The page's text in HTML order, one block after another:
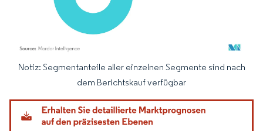
Bild © Mordor Intelligence. Wiederverwendung erfordert Namensnennung
Notiz: Segmentanteile aller einzelnen Segmente sind nach
dem Berichtskauf verfügbar